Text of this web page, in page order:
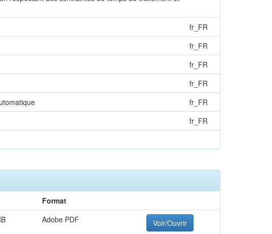
fr_FR
fr_FR
fr_FR
fr_FR
fr_FR
fr_FR
Format
Adobe PDF Voir/Ouvrir